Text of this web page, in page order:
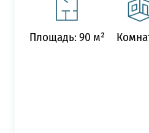
Площадь: 90 м²